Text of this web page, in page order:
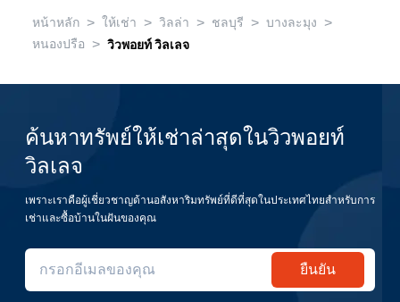
หน้าหลัก > ให้เช่า > วิลล่า > ชลบุรี > บางละมุง >
หนองปรือ > วิวพอยท์ วิลเลจ
ค้นหาทรัพย์ให้เช่าล่าสุดในวิวพอยท์
วิลเลจ
เพราะเราคือผู้เชี่ยวชาญด้านอสังหาริมทรัพย์ที่ดีที่สุดในประเทศไทยสำหรับการ
เช่าและซื้อบ้านในฝันของคุณ
ยืนยัน